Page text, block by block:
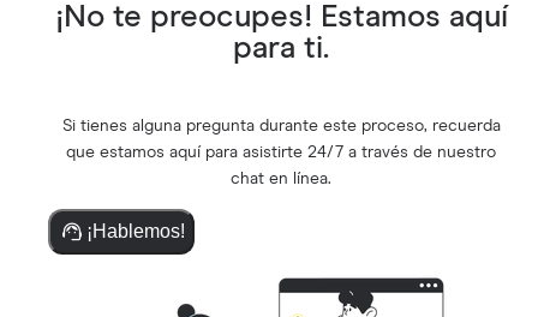
¡No te preocupes! Estamos aquí
para ti.
Si tienes alguna pregunta durante este proceso, recuerda
que estamos aquí para asistirte 24/7 a través de nuestro
chat en línea.
¡Hablemos!